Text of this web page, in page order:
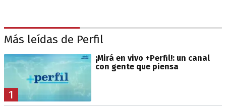
Más leídas de Perfil
1
¡Mirá en vivo +Perfil!: un canal
con gente que piensa